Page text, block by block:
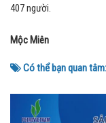
407 người.
Mộc Miên
Có thể bạn quan tâm: